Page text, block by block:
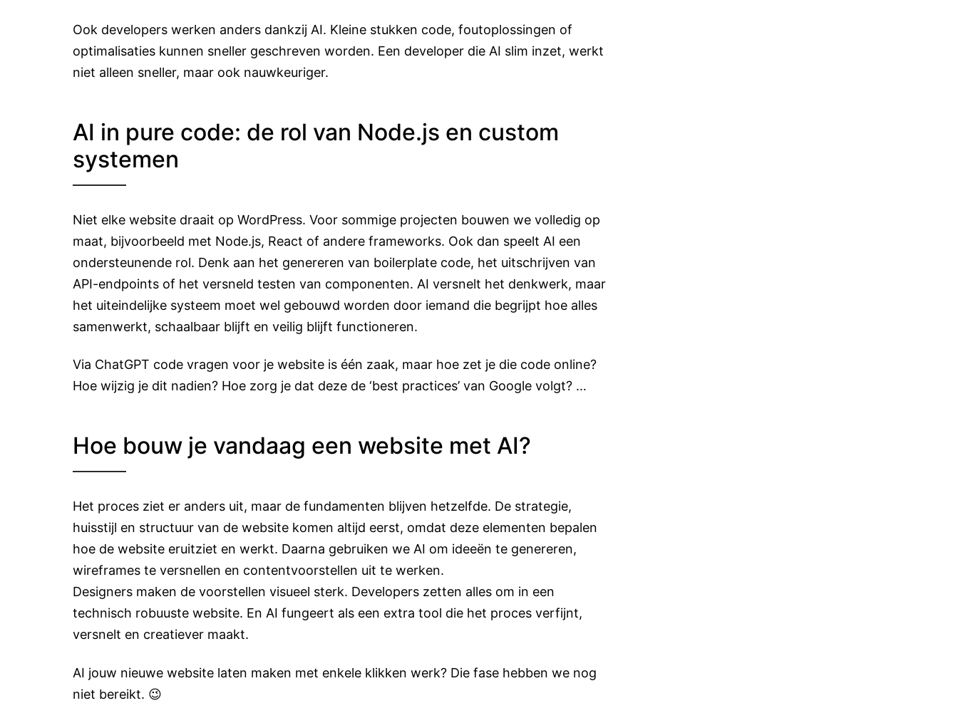
Ook developers werken anders dankzij AI. Kleine stukken code, foutoplossingen of
optimalisaties kunnen sneller geschreven worden. Een developer die AI slim inzet, werkt
niet alleen sneller, maar ook nauwkeuriger.
AI in pure code: de rol van Node.js en custom
systemen
Niet elke website draait op WordPress. Voor sommige projecten bouwen we volledig op
maat, bijvoorbeeld met Node.js, React of andere frameworks. Ook dan speelt AI een
ondersteunende rol. Denk aan het genereren van boilerplate code, het uitschrijven van
API-endpoints of het versneld testen van componenten. AI versnelt het denkwerk, maar
het uiteindelijke systeem moet wel gebouwd worden door iemand die begrijpt hoe alles
samenwerkt, schaalbaar blijft en veilig blijft functioneren.
Via ChatGPT code vragen voor je website is één zaak, maar hoe zet je die code online?
Hoe wijzig je dit nadien? Hoe zorg je dat deze de ‘best practices’ van Google volgt? …
Hoe bouw je vandaag een website met AI?
Het proces ziet er anders uit, maar de fundamenten blijven hetzelfde. De strategie,
huisstijl en structuur van de website komen altijd eerst, omdat deze elementen bepalen
hoe de website eruitziet en werkt. Daarna gebruiken we AI om ideeën te genereren,
wireframes te versnellen en contentvoorstellen uit te werken.
Designers maken de voorstellen visueel sterk. Developers zetten alles om in een
technisch robuuste website. En AI fungeert als een extra tool die het proces verfijnt,
versnelt en creatiever maakt.
AI jouw nieuwe website laten maken met enkele klikken werk? Die fase hebben we nog
niet bereikt. 😉